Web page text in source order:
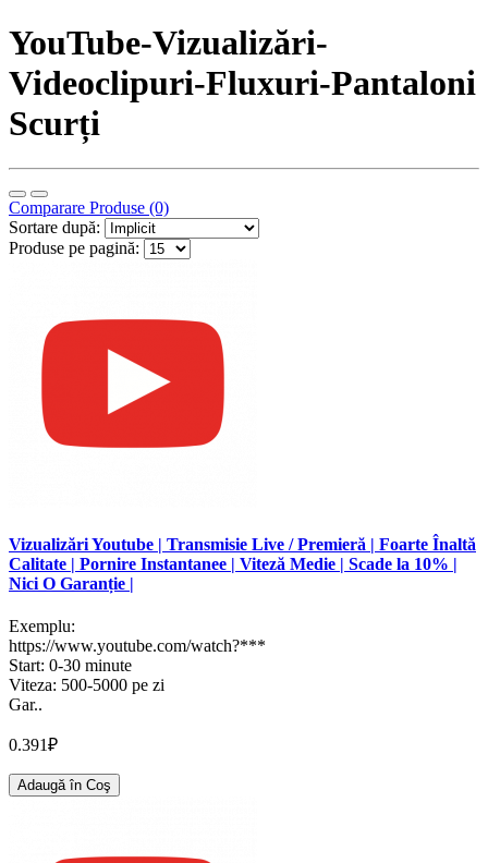
YouTube-Vizualizări-
Videoclipuri-Fluxuri-Pantaloni
Scurți
Comparare Produse (0)
Sortare după:
Produse pe pagină:
Vizualizări Youtube | Transmisie Live / Premieră | Foarte Înaltă
Calitate | Pornire Instantanee | Viteză Medie | Scade la 10% |
Nici O Garanție |
Exemplu:
https://www.youtube.com/watch?***
Start: 0-30 minute
Viteza: 500-5000 pe zi
Gar..
0.391₽
Adaugă în Coş